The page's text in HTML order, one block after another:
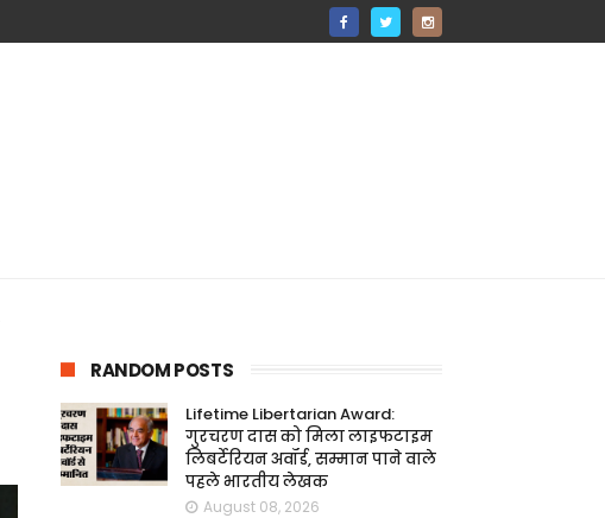
RANDOM POSTS
Lifetime Libertarian Award:
गुरचरण दास को मिला लाइफटाइम
लिबर्टेरियन अवॉर्ड, सम्मान पाने वाले
पहले भारतीय लेखक
August 08, 2026